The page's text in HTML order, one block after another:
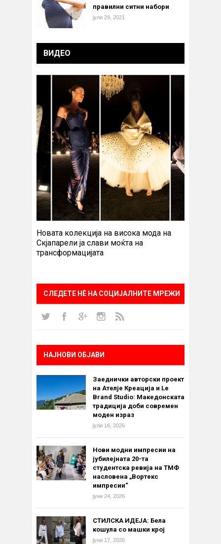
правилни ситни набори
јули 29, 2021
ВИДЕО
Новата колекција на висока мода на
Скјапарели ја слави моќта на
трансформацијата
СЛЕДЕТЕ НÈ НА СОЦИЈАЛНИТЕ МРЕЖИ
НАЈНОВИ ОБЈАВИ
Заеднички авторски проект
на Ателје Креација и Le
Brand Studio: Македонската
традиција доби современ
моден израз
јули 16, 2026
Нови модни импресии на
јубилејната 20-та
студентска ревија на ТМФ
насловена „Вортекс
импресии“
јуни 24, 2026
СТИЛСКА ИДЕЈА: Бела
кошула со машки крој
јуни 17, 2026